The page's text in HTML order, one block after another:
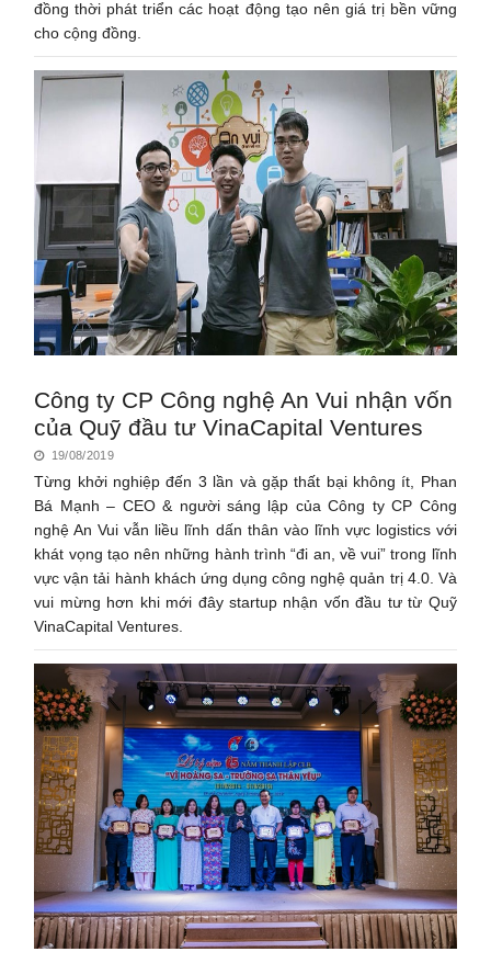
đồng thời phát triển các hoạt động tạo nên giá trị bền vững
cho cộng đồng.
Công ty CP Công nghệ An Vui nhận vốn
của Quỹ đầu tư VinaCapital Ventures
19/08/2019
Từng khởi nghiệp đến 3 lần và gặp thất bại không ít, Phan
Bá Mạnh – CEO & người sáng lập của Công ty CP Công
nghệ An Vui vẫn liều lĩnh dấn thân vào lĩnh vực logistics với
khát vọng tạo nên những hành trình “đi an, về vui” trong lĩnh
vực vận tải hành khách ứng dụng công nghệ quản trị 4.0. Và
vui mừng hơn khi mới đây startup nhận vốn đầu tư từ Quỹ
VinaCapital Ventures.